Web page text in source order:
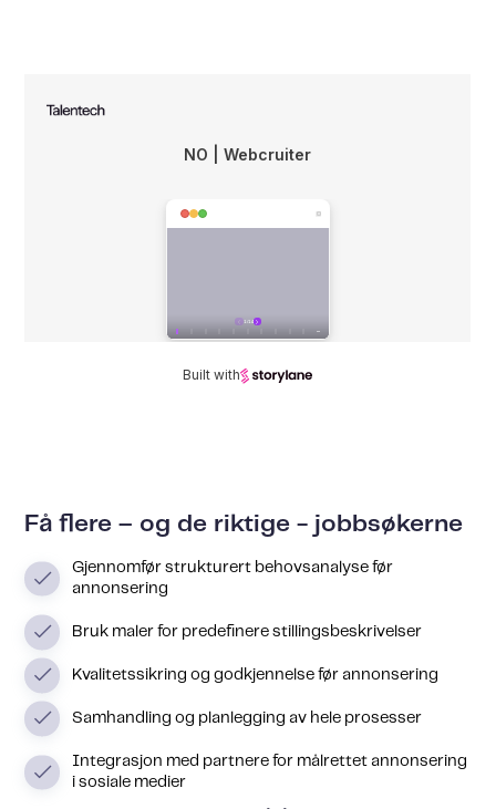
Få flere – og de riktige - jobbsøkerne
Gjennomfør strukturert behovsanalyse før
annonsering
Bruk maler for predefinere stillingsbeskrivelser
Kvalitetssikring og godkjennelse før annonsering
Samhandling og planlegging av hele prosesser
Integrasjon med partnere for målrettet annonsering
i sosiale medier